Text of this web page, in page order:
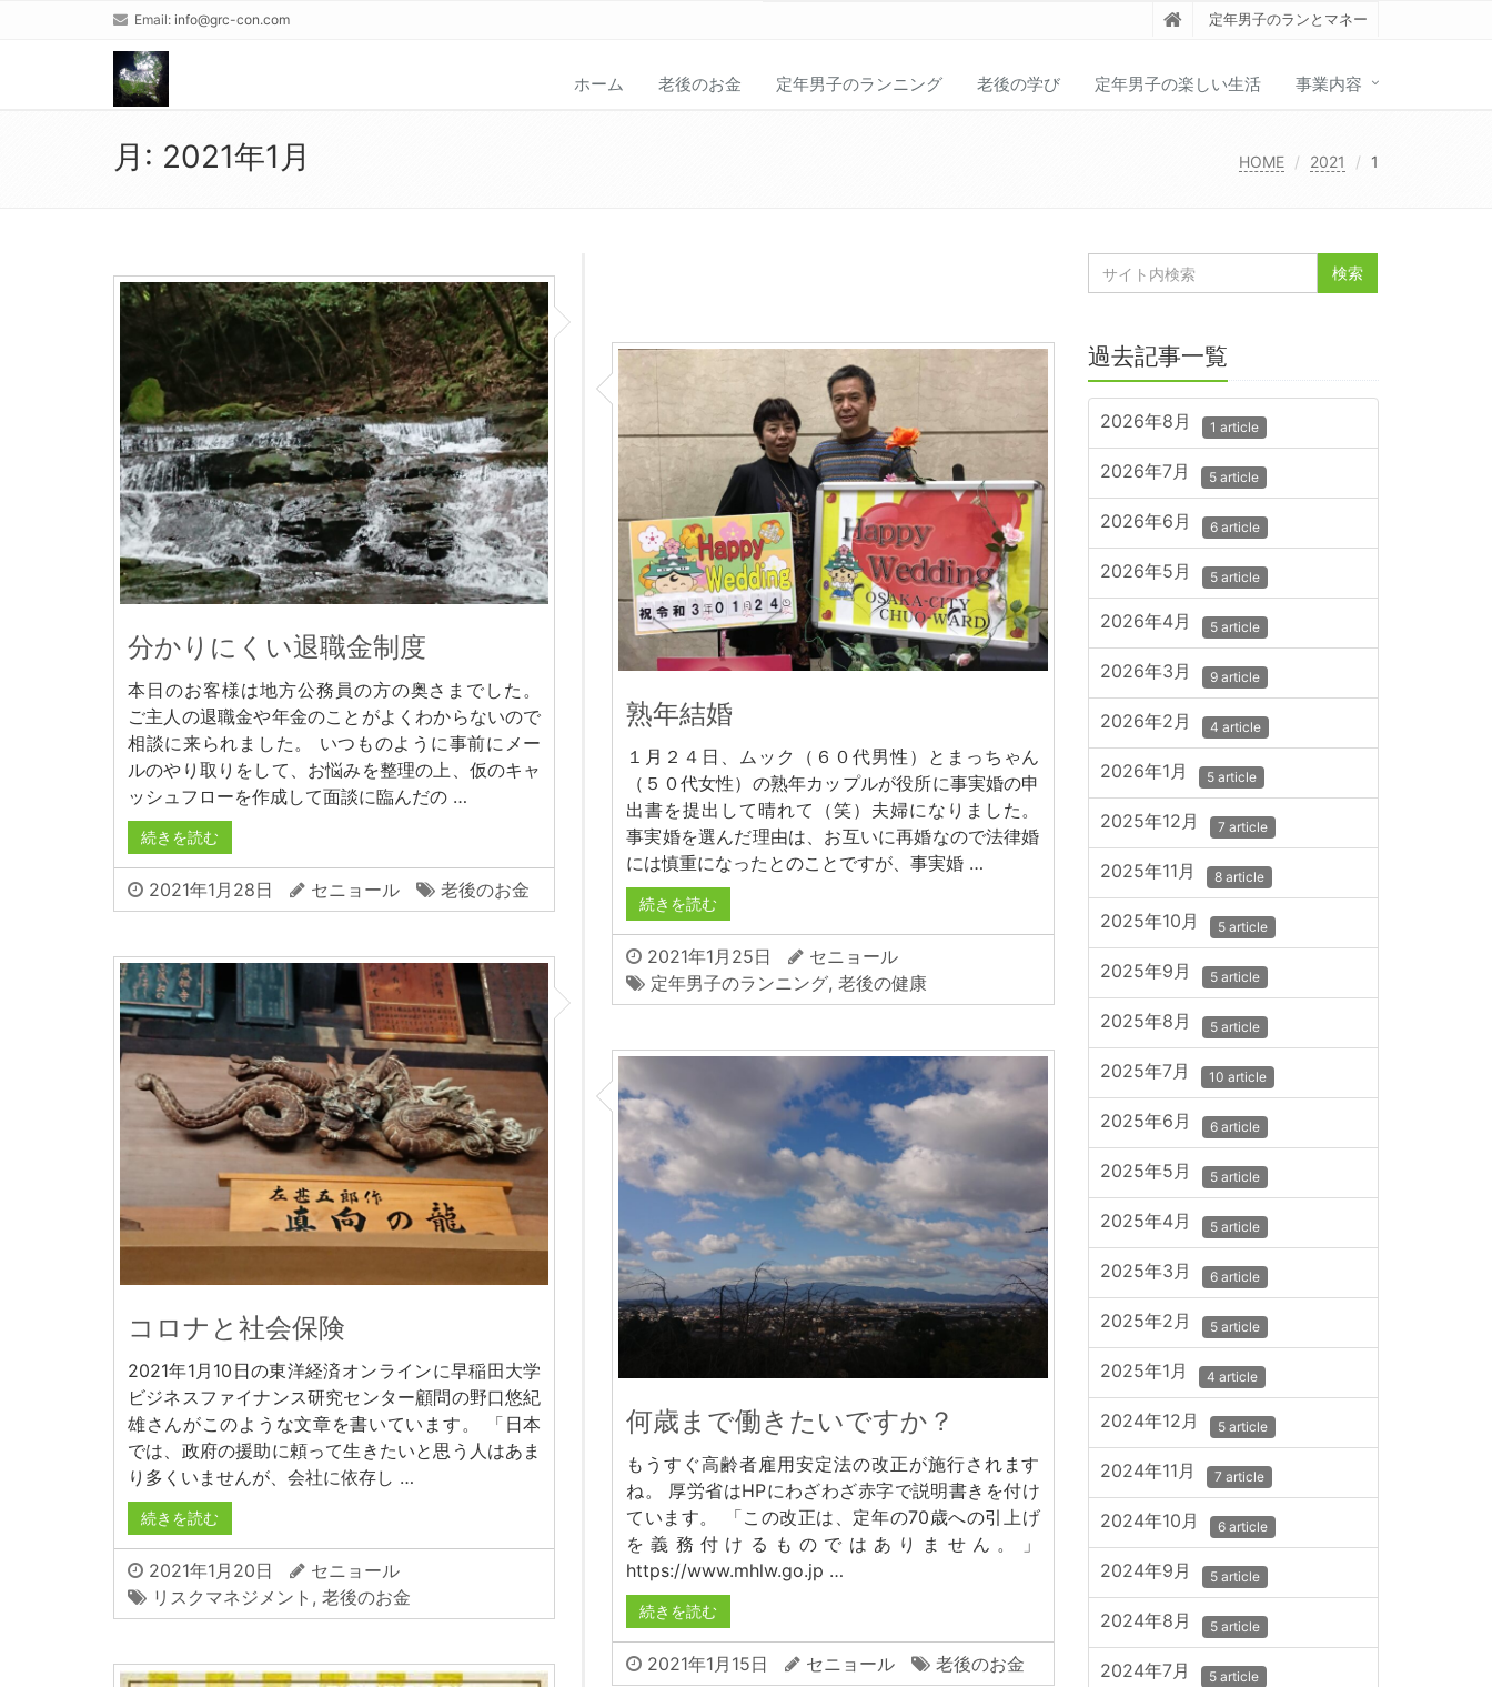
Email: info@grc-con.com 定年男子のランとマネー
ホーム 老後のお金 定年男子のランニング 老後の学び 定年男子の楽しい生活 事業内容
月: 2021年1月 HOME 2021 1
分かりにくい退職金制度
本日のお客様は地方公務員の方の奥さまでした。
ご主人の退職金や年金のことがよくわからないので
相談に来られました。 いつものように事前にメー
ルのやり取りをして、お悩みを整理の上、仮のキャ
ッシュフローを作成して面談に臨んだの …
続きを読む
2021年1月28日 セニョール 老後のお金
熟年結婚
１月２４日、ムック（６０代男性）とまっちゃん
（５０代女性）の熟年カップルが役所に事実婚の申
出書を提出して晴れて（笑）夫婦になりました。
事実婚を選んだ理由は、お互いに再婚なので法律婚
には慎重になったとのことですが、事実婚 …
続きを読む
2021年1月25日
セニョール
定年男子のランニング,老後の健康
コロナと社会保険
2021年1月10日の東洋経済オンラインに早稲田大学
ビジネスファイナンス研究センター顧問の野口悠紀
雄さんがこのような文章を書いています。 「日本
では、政府の援助に頼って生きたいと思う人はあま
り多くいませんが、会社に依存し …
続きを読む
2021年1月20日
セニョール
リスクマネジメント , 老後のお金
何歳まで働きたいですか？
もうすぐ高齢者雇用安定法の改正が施行されます
ね。 厚労省はHPにわざわざ赤字で説明書きを付け
ています。 「この改正は、定年の70歳への引上げ
を義務付けるものではありません。」
https://www.mhlw.go.jp …
続きを読む
2021年1月15日 セニョール 老後のお金
過去記事一覧
2026年8月 1 article
2026年7月 5 article
2026年6月 6 article
2026年5月 5 article
2026年4月 5 article
2026年3月 9 article
2026年2月 4 article
2026年1月 5 article
2025年12月 7 article
2025年11月 8 article
2025年10月 5 article
2025年9月 5 article
2025年8月 5 article
2025年7月 10 article
2025年6月 6 article
2025年5月 5 article
2025年4月 5 article
2025年3月 6 article
2025年2月 5 article
2025年1月 4 article
2024年12月 5 article
2024年11月 7 article
2024年10月 6 article
2024年9月 5 article
2024年8月 5 article
2024年7月 5 article